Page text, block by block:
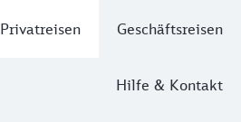
Privatreisen Geschäftsreisen
Hilfe & Kontakt